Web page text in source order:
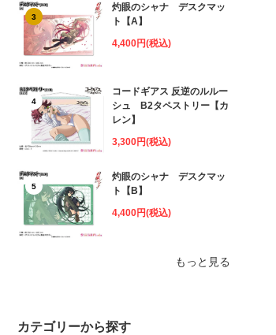
3
灼眼のシャナ デスクマッ
ト【A】
4,400円(税込)
4
コードギアス 反逆のルルー
シュ B2タペストリー【カ
レン】
3,300円(税込)
5
灼眼のシャナ デスクマッ
ト【B】
4,400円(税込)
もっと見る
カテゴリーから探す